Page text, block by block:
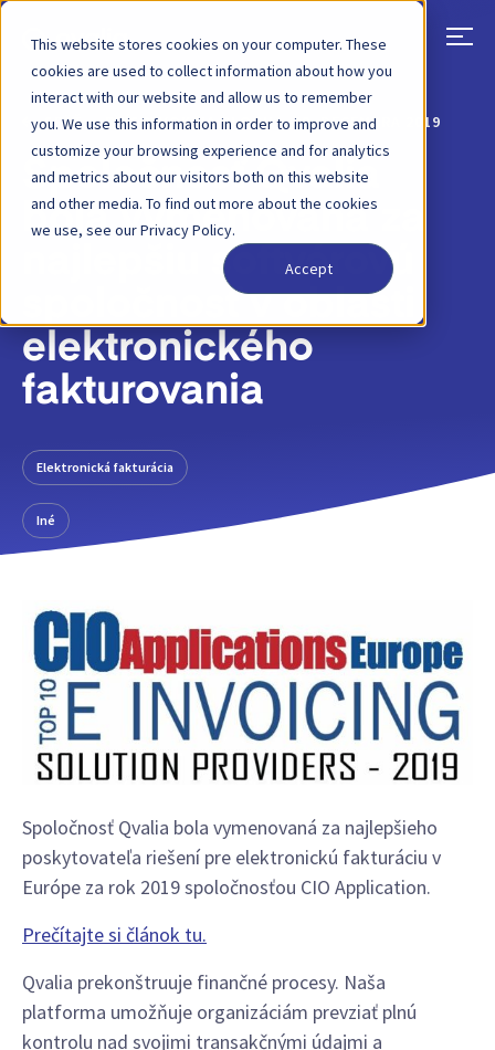
This website stores cookies on your computer. These
cookies are used to collect information about how you
interact with our website and allow us to remember
you. We use this information in order to improve and
customize your browsing experience and for analytics
and metrics about our visitors both on this website
and other media. To find out more about the cookies
we use, see our Privacy Policy.
Accept
SPÄŤ PRÍSPEVOK NA BLOGU 20. DECEMBRA 2019
Spoločnosť Qvalia
bola vymenovaná za
najlepšiu softvérovú
spoločnosť v oblasti
elektronického
fakturovania
Elektronická fakturácia
Iné
Spoločnosť Qvalia bola vymenovaná za najlepšieho
poskytovateľa riešení pre elektronickú fakturáciu v
Európe za rok 2019 spoločnosťou CIO Application.
Prečítajte si článok tu.
Qvalia prekonštruuje finančné procesy. Naša
platforma umožňuje organizáciám prevziať plnú
kontrolu nad svojimi transakčnými údajmi a